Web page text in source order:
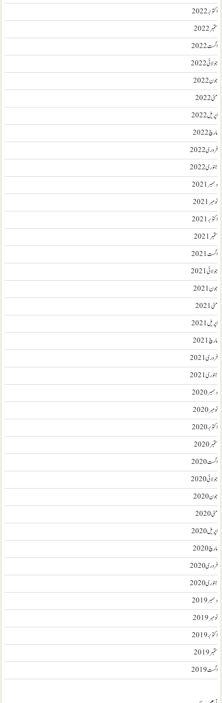
اکتوبر 2022
ستمبر 2022
اگست 2022
جولائی 2022
جون 2022
مئی 2022
اپریل 2022
مارچ 2022
فروری 2022
جنوری 2022
دسمبر 2021
نومبر 2021
اکتوبر 2021
ستمبر 2021
اگست 2021
جولائی 2021
جون 2021
مئی 2021
اپریل 2021
مارچ 2021
فروری 2021
جنوری 2021
دسمبر 2020
نومبر 2020
اکتوبر 2020
ستمبر 2020
اگست 2020
جولائی 2020
جون 2020
مئی 2020
اپریل 2020
مارچ 2020
فروری 2020
جنوری 2020
دسمبر 2019
نومبر 2019
اکتوبر 2019
ستمبر 2019
اگست 2019